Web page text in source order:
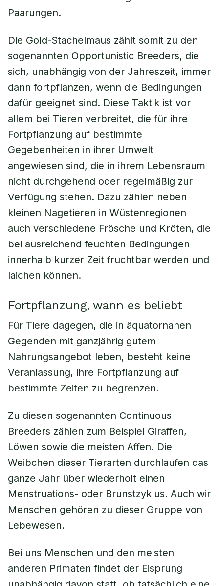
Paarungen.
Die Gold-Stachelmaus zählt somit zu den
sogenannten Opportunistic Breeders, die
sich, unabhängig von der Jahreszeit, immer
dann fortpflanzen, wenn die Bedingungen
dafür geeignet sind. Diese Taktik ist vor
allem bei Tieren verbreitet, die für ihre
Fortpflanzung auf bestimmte
Gegebenheiten in ihrer Umwelt
angewiesen sind, die in ihrem Lebensraum
nicht durchgehend oder regelmäßig zur
Verfügung stehen. Dazu zählen neben
kleinen Nagetieren in Wüstenregionen
auch verschiedene Frösche und Kröten, die
bei ausreichend feuchten Bedingungen
innerhalb kurzer Zeit fruchtbar werden und
laichen können.
Fortpflanzung, wann es beliebt
Für Tiere dagegen, die in äquatornahen
Gegenden mit ganzjährig gutem
Nahrungsangebot leben, besteht keine
Veranlassung, ihre Fortpflanzung auf
bestimmte Zeiten zu begrenzen.
Zu diesen sogenannten Continuous
Breeders zählen zum Beispiel Giraffen,
Löwen sowie die meisten Affen. Die
Weibchen dieser Tierarten durchlaufen das
ganze Jahr über wiederholt einen
Menstruations- oder Brunstzyklus. Auch wir
Menschen gehören zu dieser Gruppe von
Lebewesen.
Bei uns Menschen und den meisten
anderen Primaten findet der Eisprung